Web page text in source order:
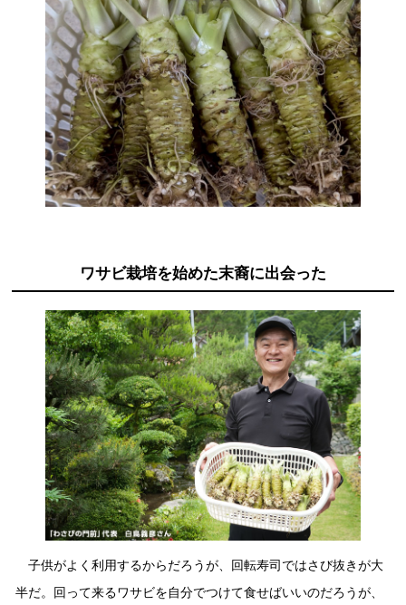
商品カテゴリ
酢 調味酢
お酢ドリンク ぽん酢
つゆ たれ
スープ 中華
クイック調味料 レモン果汁
ふりかけ おすしの素
新商品一覧
キャンペーン情報
ブランド・スペシャルサイト
ブランド・スペシャルサイト トップ
くらしプラ酢
お酢ドリンク
味ぽん
ぽん酢
かおりの蔵
つゆ
鍋なび
納豆のサイト
PIN印
三ツ判山吹
国内事業概要
ミツカングループについて
企業理念
ミツカンの歴史
ミツカンを知る
環境への取り組み
水の文化センター（アーカイブ）
採用情報
ニュースリリース
お客様相談センター
お客様の声をいかしました
ワサビ栽培を始めた末裔に出会った
子供がよく利用するからだろうが、回転寿司ではさび抜きが大
半だ。回って来るワサビを自分でつけて食せばいいのだろうが、